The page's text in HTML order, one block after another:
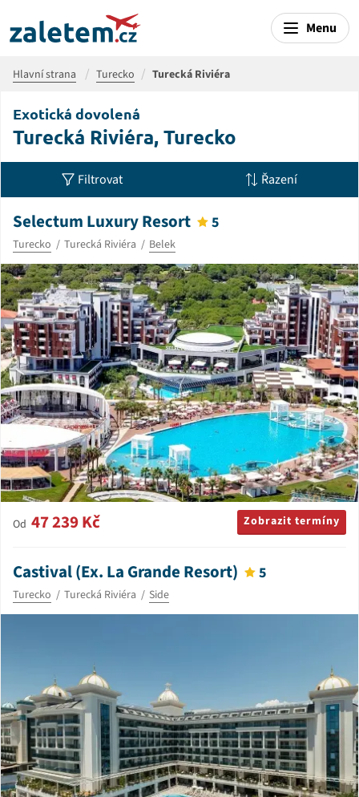
Menu
Hlavní strana Turecko Turecká Riviéra
Exotická dovolená
Turecká Riviéra, Turecko
Filtrovat Řazení
Selectum Luxury Resort 5
Turecko Turecká Riviéra Belek
Od 47 239 Kč Zobrazit termíny
Castival (Ex. La Grande Resort) 5
Turecko Turecká Riviéra Side